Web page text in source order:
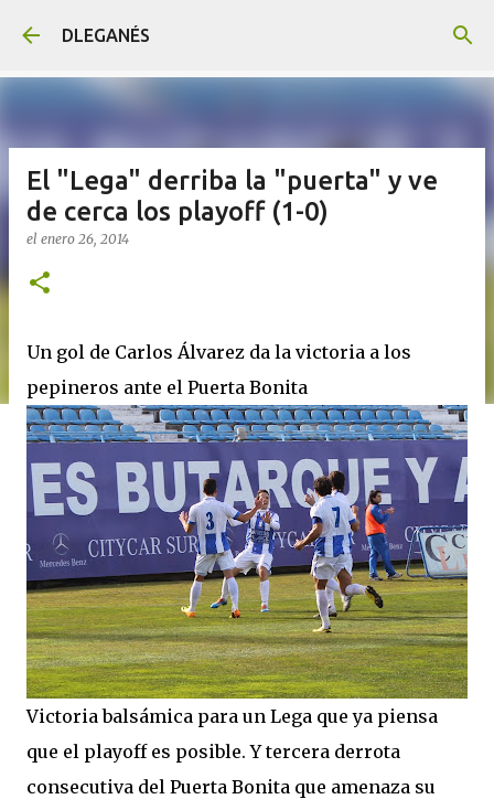
DLEGANÉS
El "Lega" derriba la "puerta" y ve
de cerca los playoff (1-0)
el enero 26, 2014
Un gol de Carlos Álvarez da la victoria a los
pepineros ante el Puerta Bonita
Victoria balsámica para un Lega que ya piensa
que el playoff es posible. Y tercera derrota
consecutiva del Puerta Bonita que amenaza su